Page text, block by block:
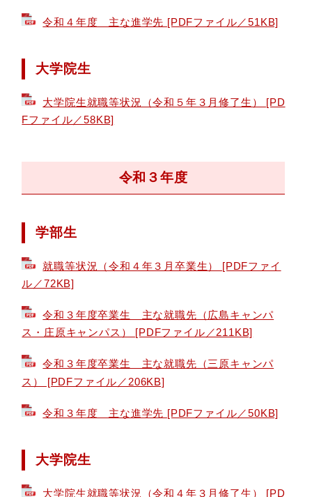
令和４年度 主な進学先 [PDFファイル／51KB]
大学院生
大学院生就職等状況（令和５年３月修了生） [PD
Fファイル／58KB]
令和３年度
学部生
就職等状況（令和４年３月卒業生） [PDFファイ
ル／72KB]
令和３年度卒業生 主な就職先（広島キャンパ
ス・庄原キャンパス） [PDFファイル／211KB]
令和３年度卒業生 主な就職先（三原キャンパ
ス） [PDFファイル／206KB]
令和３年度 主な進学先 [PDFファイル／50KB]
大学院生
大学院生就職等状況（令和４年３月修了生） [PD